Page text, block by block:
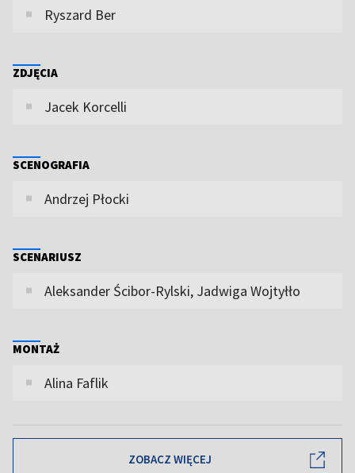
Ryszard Ber
ZDJĘCIA
Jacek Korcelli
SCENOGRAFIA
Andrzej Płocki
SCENARIUSZ
Aleksander Ścibor-Rylski, Jadwiga Wojtyłło
MONTAŻ
Alina Faflik
ZOBACZ WIĘCEJ